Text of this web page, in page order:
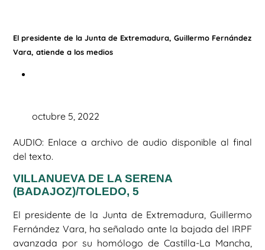
El presidente de la Junta de Extremadura, Guillermo Fernández
Vara, atiende a los medios
octubre 5, 2022
AUDIO: Enlace a archivo de audio disponible al final
del texto.
VILLANUEVA DE LA SERENA
(BADAJOZ)/TOLEDO, 5
El presidente de la Junta de Extremadura, Guillermo
Fernández Vara, ha señalado ante la bajada del IRPF
avanzada por su homólogo de Castilla-La Mancha,